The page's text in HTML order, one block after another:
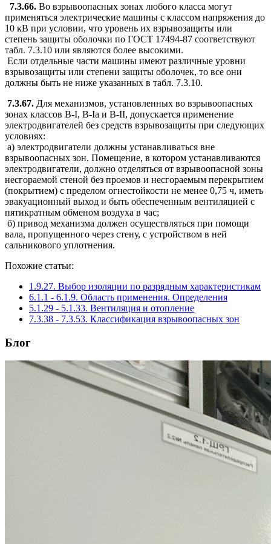
7.3.66. Во взрывоопасных зонах любого класса могут
применяться электрические машины с классом напряжения до
10 кВ при условии, что уровень их взрывозащиты или
степень защиты оболочки по ГОСТ 17494-87 соответствуют
табл. 7.3.10 или являются более высокими.
Если отдельные части машины имеют различные уровни
взрывозащиты или степени защиты оболочек, то все они
должны быть не ниже указанных в табл. 7.3.10.
7.3.67. Для механизмов, установленных во взрывоопасных
зонах классов В-I, В-Iа и В-II, допускается применение
электродвигателей без средств взрывозащиты при следующих
условиях:
а) электродвигатели должны устанавливаться вне
взрывоопасных зон. Помещение, в котором устанавливаются
электродвигатели, должно отделяться от взрывоопасной зоны
несгораемой стеной без проемов и несгораемым перекрытием
(покрытием) с пределом огнестойкости не менее 0,75 ч, иметь
эвакуационный выход и быть обеспеченным вентиляцией с
пятикратным обменом воздуха в час;
б) привод механизма должен осуществляться при помощи
вала, пропущенного через стену, с устройством в ней
сальникового уплотнения.
Похожие статьи:
1.9.27. Выбор изоляции по разрядным характеристикам
6.1.1 - 6.1.9. Область применения. Определения
5.1.29 - 5.1.33. Вентиляция и отопление
7.3.38 - 7.3.53. Классификация взрывоопасных зон
Блог